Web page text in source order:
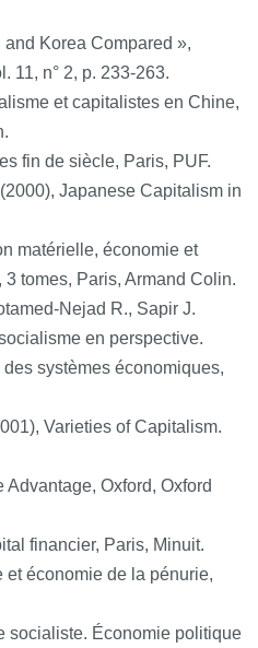
Korea Compared »,
11, n° 2, p. 233-263.
et capitalistes en Chine,
fin de siècle, Paris, PUF.
Japanese Capitalism in
matérielle, économie et
tomes, Paris, Armand Colin.
Nejad R., Sapir J.
en perspective.
systèmes économiques,
Varieties of Capitalism.
Oxford, Oxford
financier, Paris, Minuit.
et économie de la pénurie,
socialiste. Économie politique